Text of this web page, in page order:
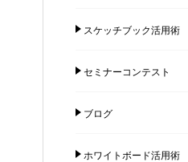
スケッチブック活用術
セミナーコンテスト
ブログ
ホワイトボード活用術